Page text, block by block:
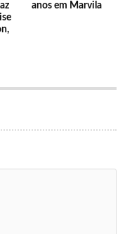
Piruka
anos em Marvila